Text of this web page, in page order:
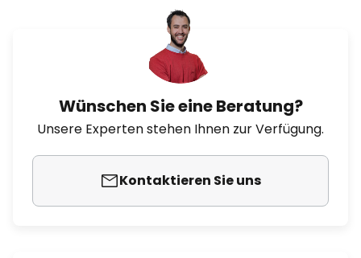
Wünschen Sie eine Beratung?
Unsere Experten stehen Ihnen zur Verfügung.
Kontaktieren Sie uns